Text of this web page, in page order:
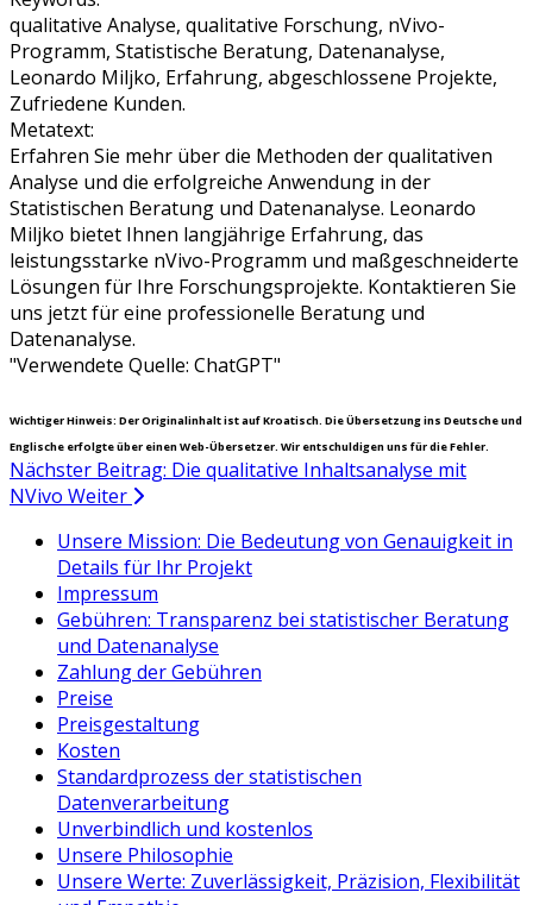
qualitative Analyse, qualitative Forschung, nVivo-
Programm, Statistische Beratung, Datenanalyse,
Leonardo Miljko, Erfahrung, abgeschlossene Projekte,
Zufriedene Kunden.
Metatext:
Erfahren Sie mehr über die Methoden der qualitativen
Analyse und die erfolgreiche Anwendung in der
Statistischen Beratung und Datenanalyse. Leonardo
Miljko bietet Ihnen langjährige Erfahrung, das
leistungsstarke nVivo-Programm und maßgeschneiderte
Lösungen für Ihre Forschungsprojekte. Kontaktieren Sie
uns jetzt für eine professionelle Beratung und
Datenanalyse.
"Verwendete Quelle: ChatGPT"
Wichtiger Hinweis: Der Originalinhalt ist auf Kroatisch. Die Übersetzung ins Deutsche und
Englische erfolgte über einen Web-Übersetzer. Wir entschuldigen uns für die Fehler.
Nächster Beitrag: Die qualitative Inhaltsanalyse mit
NVivo Weiter
Unsere Mission: Die Bedeutung von Genauigkeit in
Details für Ihr Projekt
Impressum
Gebühren: Transparenz bei statistischer Beratung
und Datenanalyse
Zahlung der Gebühren
Preise
Preisgestaltung
Kosten
Standardprozess der statistischen
Datenverarbeitung
Unverbindlich und kostenlos
Unsere Philosophie
Unsere Werte: Zuverlässigkeit, Präzision, Flexibilität